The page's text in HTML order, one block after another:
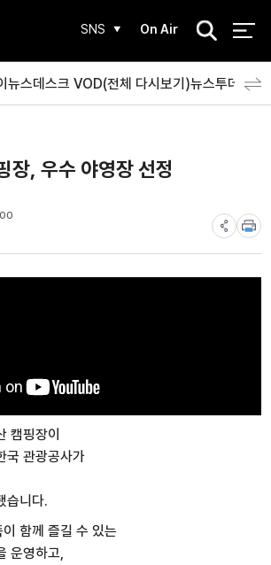
SNS On Air
검
뉴스데스크 VOD(전체 다시보기)뉴스투데이
장, 우수 야영장 선정
캠핑장이
국 관광공사가
습니다.
함께 즐길 수 있는
운영하고,